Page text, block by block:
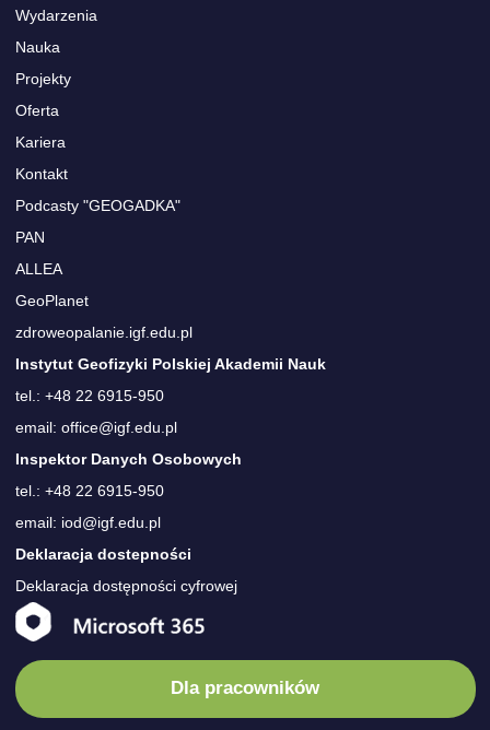
Wydarzenia
Nauka
Projekty
Oferta
Kariera
Kontakt
Podcasty "GEOGADKA"
PAN
ALLEA
GeoPlanet
zdroweopalanie.igf.edu.pl
Instytut Geofizyki Polskiej Akademii Nauk
tel.: +48 22 6915-950
email: office@igf.edu.pl
Inspektor Danych Osobowych
tel.: +48 22 6915-950
email: iod@igf.edu.pl
Deklaracja dostepności
Deklaracja dostępności cyfrowej
Dla pracowników